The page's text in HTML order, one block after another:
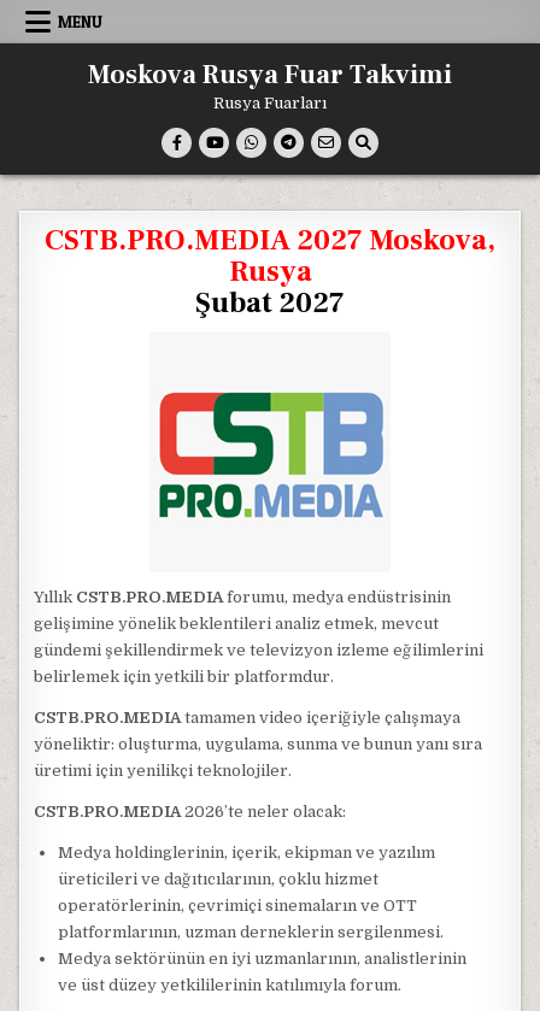
Skip
MENU
Moskova Rusya Fuar Takvimi
Rusya Fuarları
CSTB.PRO.MEDIA 2027 Moskova,
Rusya
Şubat 2027
Yıllık CSTB.PRO.MEDIAforumu, medya endüstrisinin
gelişimine yönelik beklentileri analiz etmek, mevcut
gündemi şekillendirmek ve televizyon izleme eğilimlerini
belirlemek için yetkili bir platformdur.
CSTB.PRO.MEDIAtamamen video içeriğiyle çalışmaya
yöneliktir: oluşturma, uygulama, sunma ve bunun yanı sıra
üretimi için yenilikçi teknolojiler.
CSTB.PRO.MEDIA2026’te neler olacak:
Medya holdinglerinin, içerik, ekipman ve yazılım
üreticileri ve dağıtıcılarının, çoklu hizmet
operatörlerinin, çevrimiçi sinemaların ve OTT
platformlarının, uzman derneklerin sergilenmesi.
Medya sektörünün en iyi uzmanlarının, analistlerinin
ve üst düzey yetkililerinin katılımıyla forum.